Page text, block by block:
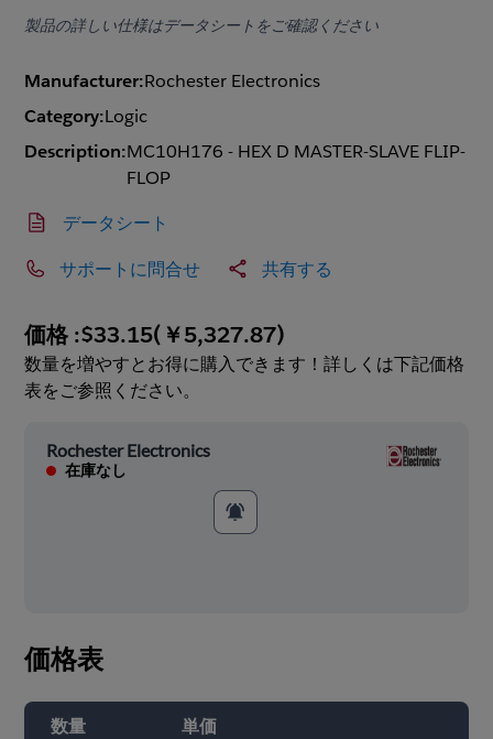
製品の詳しい仕様はデータシートをご確認ください
Manufacturer:Rochester Electronics
Category:Logic
Description:MC10H176 - HEX D MASTER-SLAVE FLIP-
FLOP
データシート
サポートに問合せ 共有する
価格 :$33.15(￥5,327.87)
数量を増やすとお得に購入できます！詳しくは下記価格
表をご参照ください。
Rochester Electronics
在庫なし
価格表
数量 単価